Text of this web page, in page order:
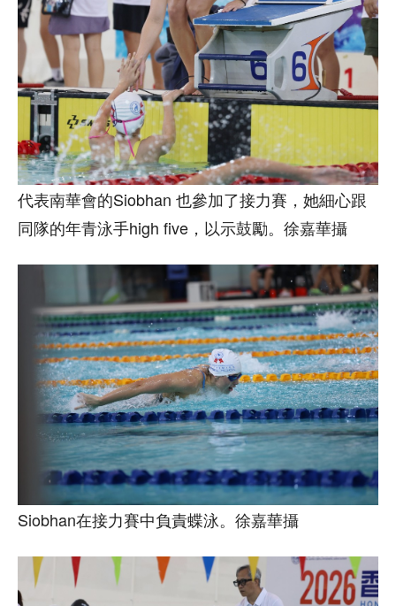
代表南華會的Siobhan 也參加了接力賽，她細心跟
同隊的年青泳手high five，以示鼓勵。徐嘉華攝
Siobhan在接力賽中負責蝶泳。徐嘉華攝